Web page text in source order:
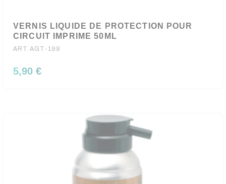
VERNIS LIQUIDE DE PROTECTION POUR
CIRCUIT IMPRIME 50ML
ART.AGT-199
5,90 €